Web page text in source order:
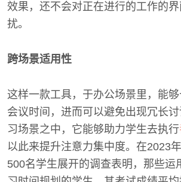
效果，还不会对正在进行的工作的
扰。
跨场景适用性
这样一款工具，于办公场景里，能
会议时间，进而可以避免出现冗长
习场景之中，它能够助力学生去执行
以此来提升注意力集中度。在2023
500名学生展开的调查表明，那些运